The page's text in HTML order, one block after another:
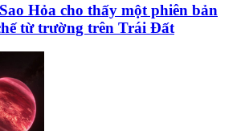
Hỏa cho thấy một phiên bản
từ trường trên Trái Đất